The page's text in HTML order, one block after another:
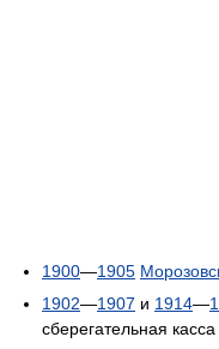
1900—1905
1902—1907 и 1914—
сберегательная касса